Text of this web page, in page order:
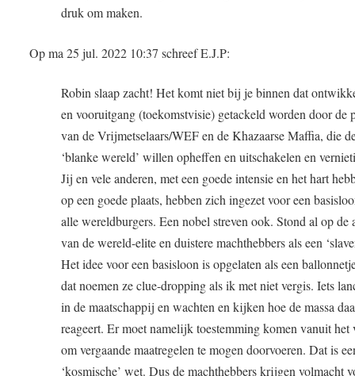
druk om maken.
Op ma 25 jul. 2022 10:37 schreef E.J.P:
Robin slaap zacht! Het komt niet bij je binnen dat
en vooruitgang (toekomstvisie) getackeld worden door de
van de Vrijmetselaars/WEF en de Khazaarse Maffia, die
‘blanke wereld’ willen opheffen en uitschakelen en
Jij en vele anderen, met een goede intensie en het hart
op een goede plaats, hebben zich ingezet voor een
alle wereldburgers. Een nobel streven ook. Stond al op de
van de wereld-elite en duistere machthebbers als een
Het idee voor een basisloon is opgelaten als een
dat noemen ze clue-dropping als ik met niet vergis. Iets
in de maatschappij en wachten en kijken hoe de massa
reageert. Er moet namelijk toestemming komen vanuit het
om vergaande maatregelen te mogen doorvoeren. Dat is
‘kosmische’ wet. Dus de machthebbers krijgen volmacht